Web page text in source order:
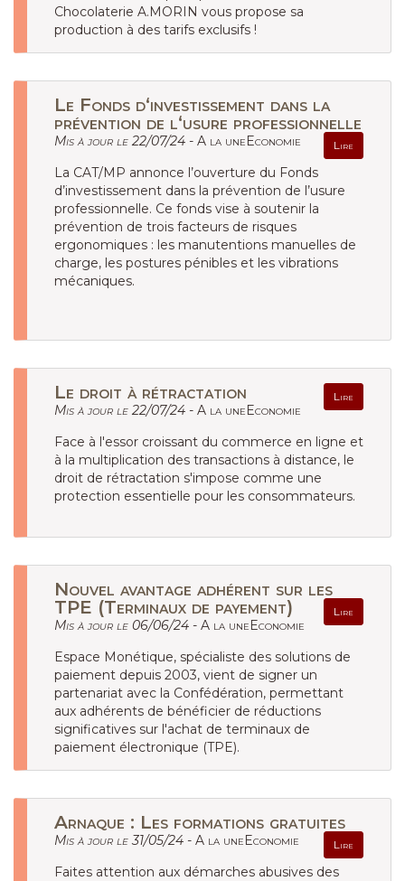
Chocolaterie A.MORIN vous propose sa
production à des tarifs exclusifs !
Le Fonds d‘investissement dans la
prévention de l‘usure professionnelle
Lire
Mis à jour le 22/07/24 - A la uneEconomie
La CAT/MP annonce l’ouverture du Fonds
d’investissement dans la prévention de l’usure
professionnelle. Ce fonds vise à soutenir la
prévention de trois facteurs de risques
ergonomiques : les manutentions manuelles de
charge, les postures pénibles et les vibrations
mécaniques.
Le droit à rétractation Lire
Mis à jour le 22/07/24 - A la uneEconomie
Face à l'essor croissant du commerce en ligne et
à la multiplication des transactions à distance, le
droit de rétractation s'impose comme une
protection essentielle pour les consommateurs.
Nouvel avantage adhérent sur les
TPE (Terminaux de payement)
Lire
Mis à jour le 06/06/24 - A la uneEconomie
Espace Monétique, spécialiste des solutions de
paiement depuis 2003, vient de signer un
partenariat avec la Confédération, permettant
aux adhérents de bénéficier de réductions
significatives sur l'achat de terminaux de
paiement électronique (TPE).
Arnaque : Les formations gratuites
Lire
Mis à jour le 31/05/24 - A la uneEconomie
Faites attention aux démarches abusives des